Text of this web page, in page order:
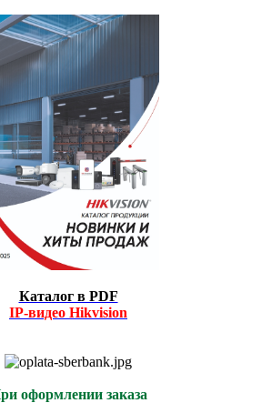
Каталог в PDF
IP-видео Hikvision
оформлении заказа